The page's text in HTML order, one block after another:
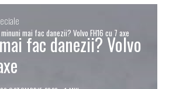
mai fac danezii? Volvo FH16 cu 7 axe
fac danezii? Volvo